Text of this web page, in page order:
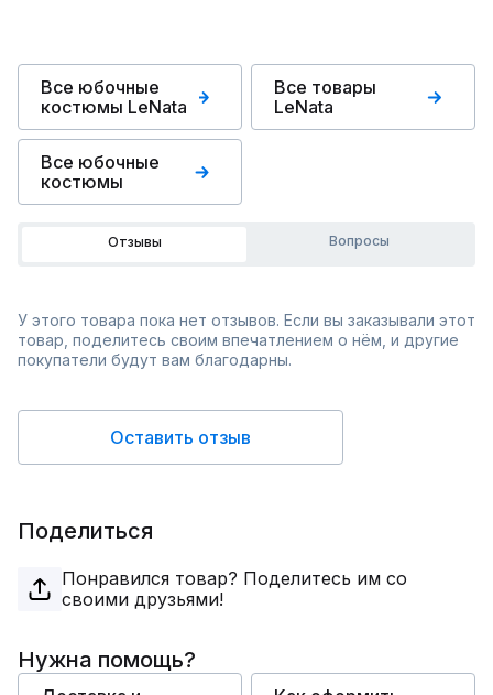
Все юбочные
костюмы LeNata
Все товары
LeNata
Все юбочные
костюмы
Отзывы Вопросы
У этого товара пока нет отзывов. Если вы заказывали этот
товар, поделитесь своим впечатлением о нём, и другие
покупатели будут вам благодарны.
Оставить отзыв
Поделиться
Понравился товар? Поделитесь им со
своими друзьями!
Нужна помощь?